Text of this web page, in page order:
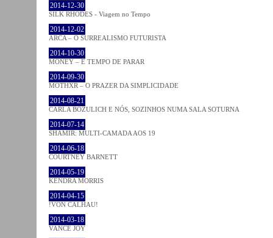
2014-12-30
SILK RHODES - Viagem no Tempo
2014-12-02
ARCA – O SURREALISMO FUTURISTA
2014-10-30
MONEY – É TEMPO DE PARAR
2014-09-30
MOTHXR – O PRAZER DA SIMPLICIDADE
2014-08-21
CARLA BOZULICH E NÓS, SOZINHOS NUMA SALA SOTURNA
2014-07-14
SHAMIR: MULTI-CAMADA AOS 19
2014-06-18
COURTNEY BARNETT
2014-05-19
KENDRA MORRIS
2014-04-15
!VON CALHAU!
2014-03-18
VANCE JOY